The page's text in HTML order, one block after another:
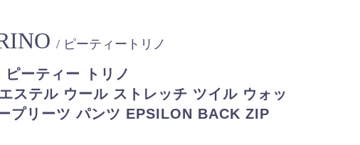
/ ピーティートリノ
ーティー トリノ
ステル ウール ストレッチ ツイル ウォッ
プリーツ パンツ EPSILON BACK ZIP